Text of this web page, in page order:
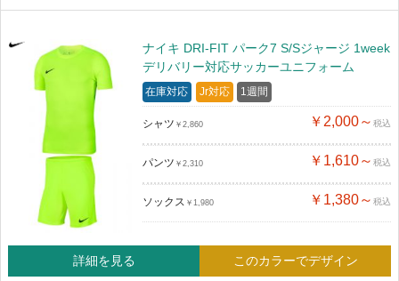
ナイキ DRI-FIT パーク7 S/Sジャージ 1week
デリバリー対応サッカーユニフォーム
在庫対応 Jr対応 1週間
シャツ ￥2,860 ￥2,000～ 税込
パンツ ￥2,310 ￥1,610～ 税込
ソックス ￥1,980 ￥1,380～ 税込
詳細を見る このカラーでデザイン